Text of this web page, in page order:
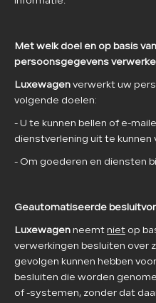
Met welk doel en op basis
persoonsgegevens
Luxewagen verwerkt uw
volgende doelen:
- U te kunnen bellen of e-
dienstverlening uit te kunnen
- Om goederen en diensten
Geautomatiseerde
Luxewagen neemt niet op
verwerkingen besluiten over
gevolgen kunnen hebben
besluiten die worden
of -systemen, zonder dat